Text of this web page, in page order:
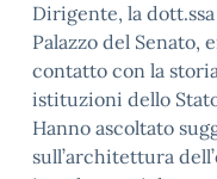
Dirigente, la
Palazzo del
contatto con la
istituzioni dello
Hanno ascoltato
sull’architettura